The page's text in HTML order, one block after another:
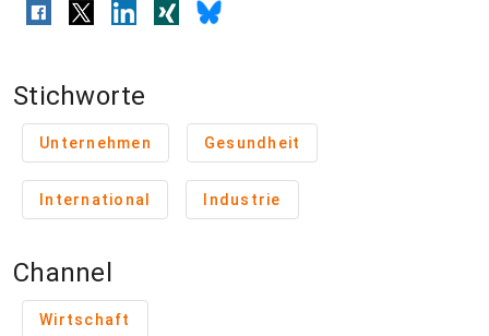
Stichworte
Unternehmen Gesundheit
International Industrie
Channel
Wirtschaft